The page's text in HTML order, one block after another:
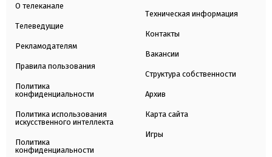
О телеканале
Телеведущие
Рекламодателям
Правила пользования
Политика
конфиденциальности
Политика использования
искусственного интеллекта
Политика
конфиденциальности
Техническая информация
Контакты
Вакансии
Структура собственности
Архив
Карта сайта
Игры